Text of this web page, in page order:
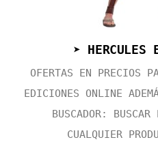
➤
OFERTAS EN PRECIOS
EDICIONES ONLINE
BUSCADOR: BUSCAR
CUALQUIER